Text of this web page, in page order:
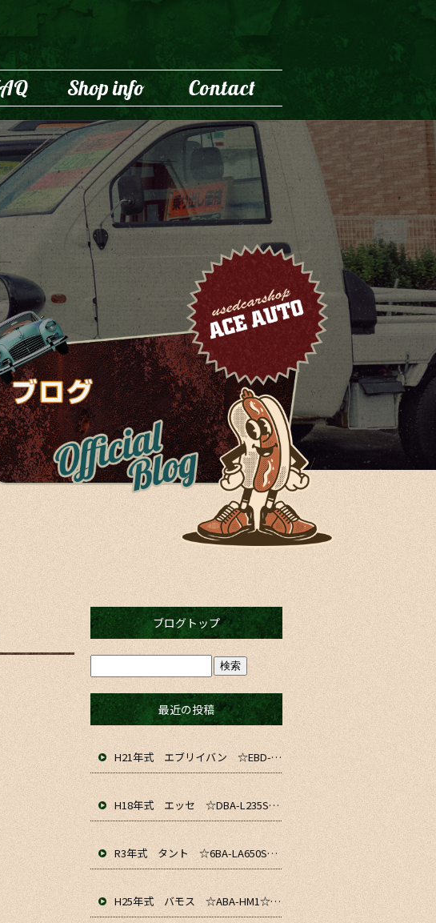
ブログトップ
最近の投稿
H21年式 エブリイバン ☆EBD-DA64V☆ 入庫&仕上がりました！！ お仕事や通勤、軽貨物にいかがでしょうか☆
H18年式 エッセ ☆DBA-L235S☆ 入庫&仕上がりました～！ お仕事や通勤、普段のお車にいかがでしょうか☆
R3年式 タント ☆6BA-LA650S☆ 入庫&仕上がりました！！ お仕事や通勤、普段のお車にいかがでしょうか☆
H25年式 バモス ☆ABA-HM1☆ 入庫&仕上がりました！！お仕事や普段のお車にいかがでしょうか☆